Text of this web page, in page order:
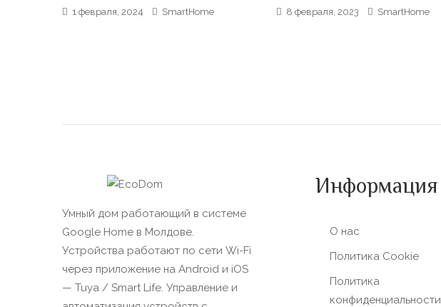
1 февраля, 2024 SmartHome 8 февраля, 2023 SmartHome
Умный дом работающий в системе
Google Home в Молдове.
Устройства работают по сети Wi-Fi
через приложение на Android и iOS
— Tuya / Smart Life. Управление и
Информация
О нас
Политика Сookie
Политика
конфиденциальности